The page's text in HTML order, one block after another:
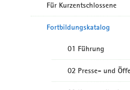
Für Kurzentschlossene
Fortbildungskatalog
01 Führung
02 Presse- und